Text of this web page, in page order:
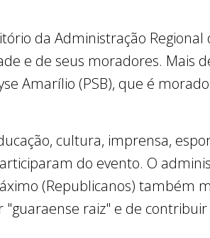
da Administração
e de seus moradores. Mais
Amarílio (PSB), que é
cultura, imprensa,
do evento. O
(Republicanos) também
raiz" e de